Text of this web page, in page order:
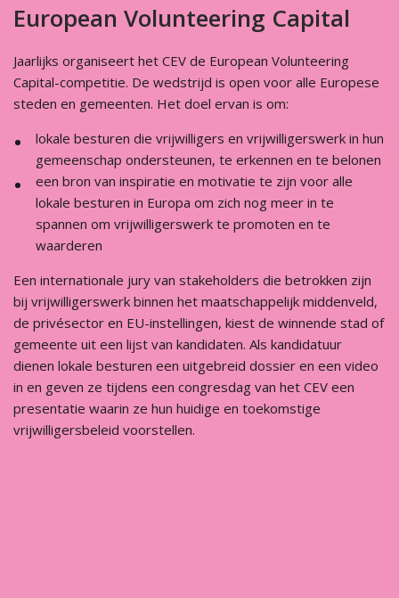
European Volunteering Capital
Jaarlijks organiseert het CEV de European Volunteering
Capital-competitie. De wedstrijd is open voor alle Europese
steden en gemeenten. Het doel ervan is om:
lokale besturen die vrijwilligers en vrijwilligerswerk in hun
gemeenschap ondersteunen, te erkennen en te belonen
een bron van inspiratie en motivatie te zijn voor alle
lokale besturen in Europa om zich nog meer in te
spannen om vrijwilligerswerk te promoten en te
waarderen
Een internationale jury van stakeholders die betrokken zijn
bij vrijwilligerswerk binnen het maatschappelijk middenveld,
de privésector en EU-instellingen, kiest de winnende stad of
gemeente uit een lijst van kandidaten. Als kandidatuur
dienen lokale besturen een uitgebreid dossier en een video
in en geven ze tijdens een congresdag van het CEV een
presentatie waarin ze hun huidige en toekomstige
vrijwilligersbeleid voorstellen.